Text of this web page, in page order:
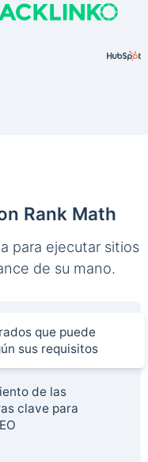
Rank Math
para ejecutar sitios
de su mano.
que puede
sus requisitos
de las
clave para